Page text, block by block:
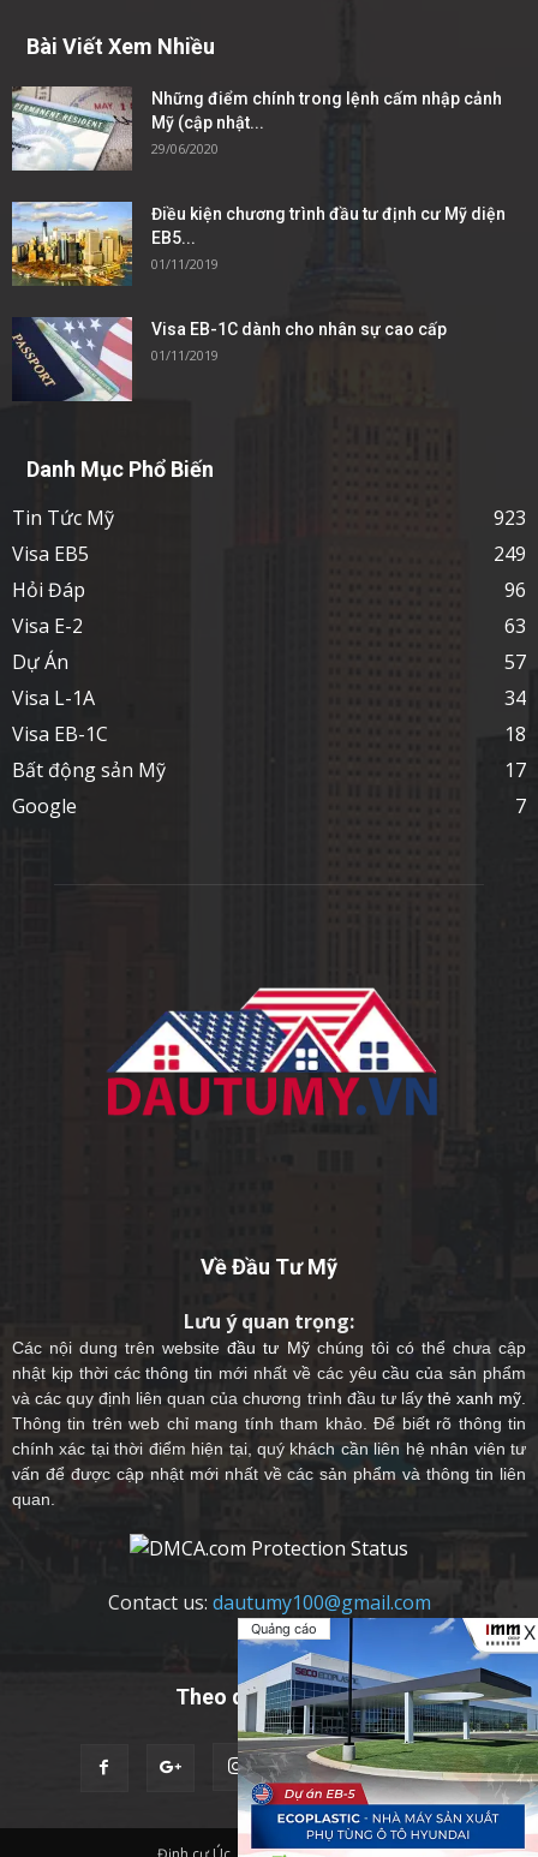
Quảng cáo X
Bài Viết Xem Nhiều
Những điểm chính trong lệnh cấm nhập cảnh
Mỹ (cập nhật...
29/06/2020
Điều kiện chương trình đầu tư định cư Mỹ diện
EB5...
01/11/2019
Visa EB-1C dành cho nhân sự cao cấp
01/11/2019
Danh Mục Phổ Biến
Tin Tức Mỹ
923
Visa EB5
249
Hỏi Đáp
96
Visa E-2
63
Dự Án
57
Visa L-1A
34
Visa EB-1C
18
Bất động sản Mỹ
17
Google
7
Về Đầu Tư Mỹ
Lưu ý quan trọng:
Các nội dung trên websiteđầu tư Mỹchúng tôi có thể chưa cập
nhật kịp thời các thông tin mới nhất về các yêu cầu của sản phẩm
và các quy định liên quan của chương trình đầu tư lấy thẻ xanh mỹ
Thông tin trên web chỉ mang tính tham khảo. Để biết rõ thông tin
chính xác tại thời điểm hiện tại, quý khách cần liên hệ nhân viên tư
vấn để được cập nhật mới nhất về các sản phẩm và thông tin liên
quan.
Contact us: dautumy100@gmail.com
Theo dõi chúng tôi